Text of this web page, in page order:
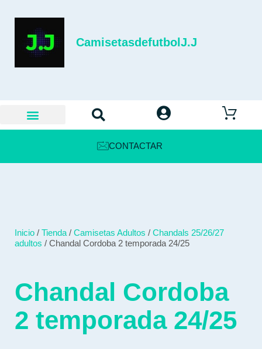
CamisetasdefutbolJ.J
CONTACTAR
Inicio / Tienda / Camisetas Adultos / Chandals 25/26/27
adultos / Chandal Cordoba 2 temporada 24/25
Chandal Cordoba
2 temporada 24/25